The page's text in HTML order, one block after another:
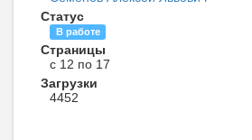
Статус
В работе
Страницы
с 12 по 17
Загрузки
4452